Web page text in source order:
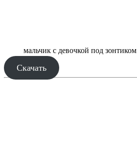
мальчик с девочкой под зонтиком
Скачать